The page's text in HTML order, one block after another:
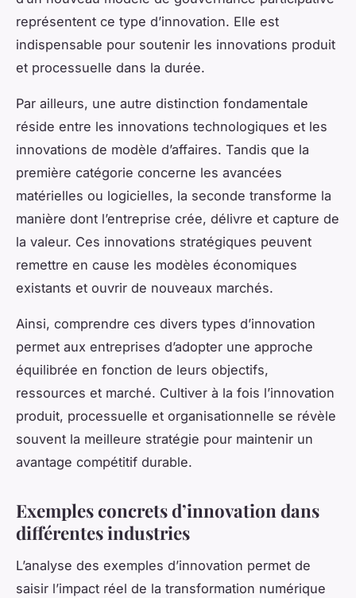
représentent ce type d’innovation. Elle est
indispensable pour soutenir les innovations produit
et processuelle dans la durée.
Par ailleurs, une autre distinction fondamentale
réside entre les innovations technologiques et les
innovations de modèle d’affaires. Tandis que la
première catégorie concerne les avancées
matérielles ou logicielles, la seconde transforme la
manière dont l’entreprise crée, délivre et capture de
la valeur. Ces innovations stratégiques peuvent
remettre en cause les modèles économiques
existants et ouvrir de nouveaux marchés.
Ainsi, comprendre ces divers types d’innovation
permet aux entreprises d’adopter une approche
équilibrée en fonction de leurs objectifs,
ressources et marché. Cultiver à la fois l’innovation
produit, processuelle et organisationnelle se révèle
souvent la meilleure stratégie pour maintenir un
avantage compétitif durable.
Exemples concrets d’innovation dans
différentes industries
L’analyse des exemples d’innovation permet de
saisir l’impact réel de la transformation numérique